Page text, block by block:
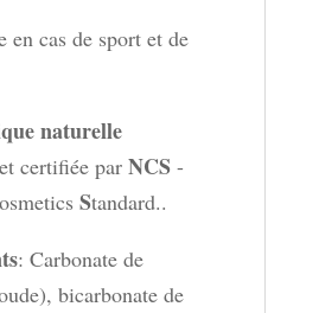
en cas de sport et de
naturelle
certifiée parNCS-
osmetics Standard..
: Carbonate de
bicarbonate de